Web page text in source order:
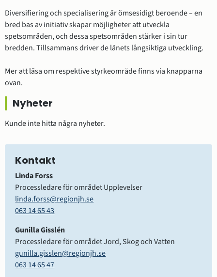
Diversifiering och specialisering är ömsesidigt beroende – en
bred bas av initiativ skapar möjligheter att utveckla
spetsområden, och dessa spetsområden stärker i sin tur
bredden. Tillsammans driver de länets långsiktiga utveckling.
Mer att läsa om respektive styrkeområde finns via knapparna
ovan.
Nyheter
Kunde inte hitta några nyheter.
Kontakt
Linda Forss
Processledare för området Upplevelser
linda.forss@regionjh.se
063 14 65 43
Gunilla Gisslén
Processledare för området Jord, Skog och Vatten
gunilla.gisslen@regionjh.se
063 14 65 47